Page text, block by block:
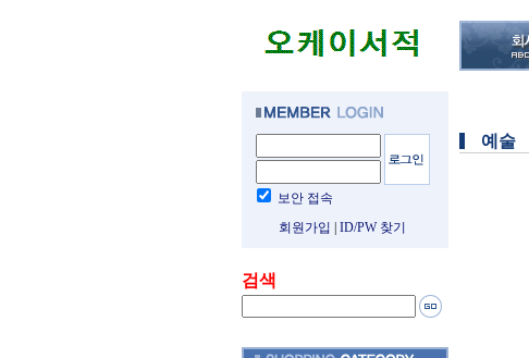
보안 접속
회원가입
ID/PW 찾기
검색
예술